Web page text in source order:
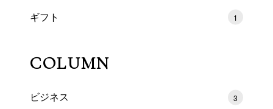
ギフト 1
COLUMN
ビジネス 3